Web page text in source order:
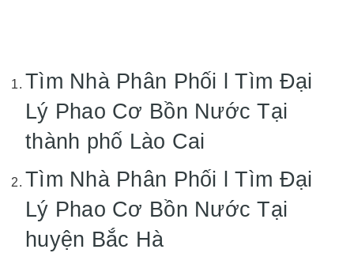
Tìm Nhà Phân Phối l Tìm Đại
Lý Phao Cơ Bồn Nước Tại
thành phố Lào Cai
Tìm Nhà Phân Phối l Tìm Đại
Lý Phao Cơ Bồn Nước Tại
huyện Bắc Hà